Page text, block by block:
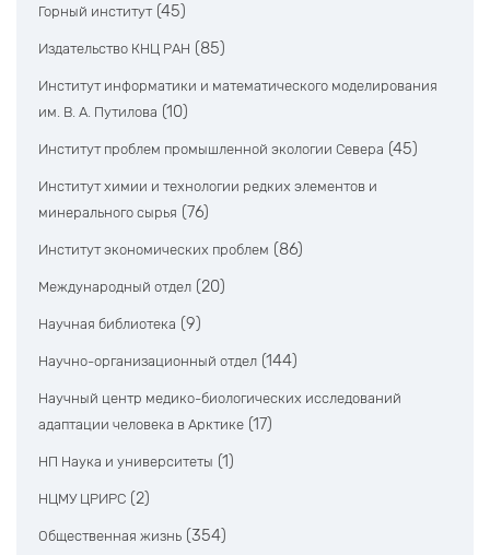
Горный институт (45)
Издательство КНЦ РАН (85)
Институт информатики и математического моделирования
им. В. А. Путилова (10)
Институт проблем промышленной экологии Севера (45)
Институт химии и технологии редких элементов и
минерального сырья (76)
Институт экономических проблем (86)
Международный отдел (20)
Научная библиотека (9)
Научно-организационный отдел (144)
Научный центр медико-биологических исследований
адаптации человека в Арктике (17)
НП Наука и университеты (1)
НЦМУ ЦРИРС (2)
Общественная жизнь (354)